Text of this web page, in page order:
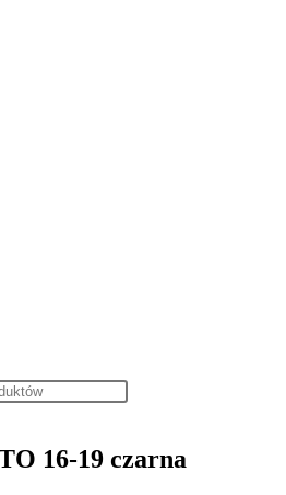
16-19 czarna